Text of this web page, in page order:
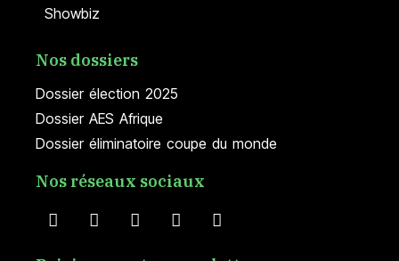
Showbiz
Dossier élection 2025
Dossier AES Afrique
Dossier éliminatoire coupe du monde
Nos dossiers
Nos réseaux sociaux